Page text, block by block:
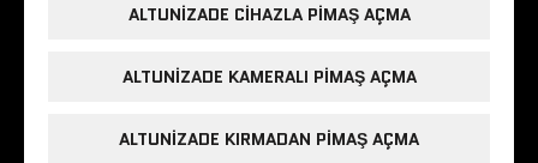
ALTUNIZADE CIHAZLA PIMAŞ AÇMA
ALTUNIZADE KAMERALI PIMAŞ AÇMA
ALTUNIZADE KIRMADAN PIMAŞ AÇMA